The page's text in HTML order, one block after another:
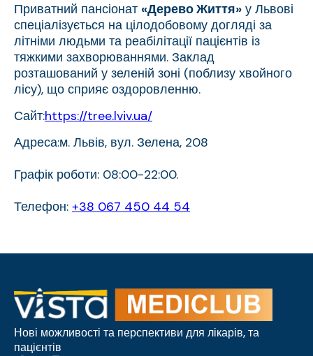
Приватний пансіонат «Дерево Життя» у Львові
спеціалізується на цілодобовому догляді за
літніми людьми та реабілітації пацієнтів із
тяжкими захворюваннями. Заклад
розташований у зеленій зоні (поблизу хвойного
лісу), що сприяє оздоровленню.
Сайт:https://tree.lviv.ua/
Адреса:м. Львів, вул. Зелена, 208
Графік роботи: 08:00-22:00.
Телефон: +38 067 450 44 54
Нові можливості та перспективи для лікарів, та
пацієнтів